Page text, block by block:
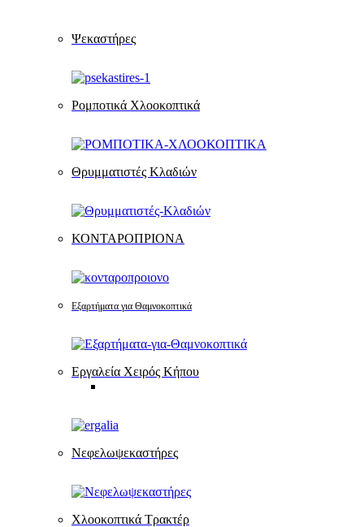
Ψεκαστήρες
Ρομποτικά Χλοοκοπτικά
Θρυμματιστές Κλαδιών
ΚΟΝΤΑΡΟΠΡΙΟΝΑ
Εξαρτήματα για Θαμνοκοπτικά
Εργαλεία Χειρός Κήπου
Νεφελωψεκαστήρες
Χλοοκοπτικά Τρακτέρ